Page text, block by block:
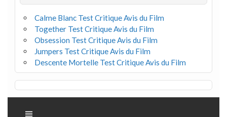
Calme Blanc Test Critique Avis du Film
Together Test Critique Avis du Film
Obsession Test Critique Avis du Film
Jumpers Test Critique Avis du Film
Descente Mortelle Test Critique Avis du Film